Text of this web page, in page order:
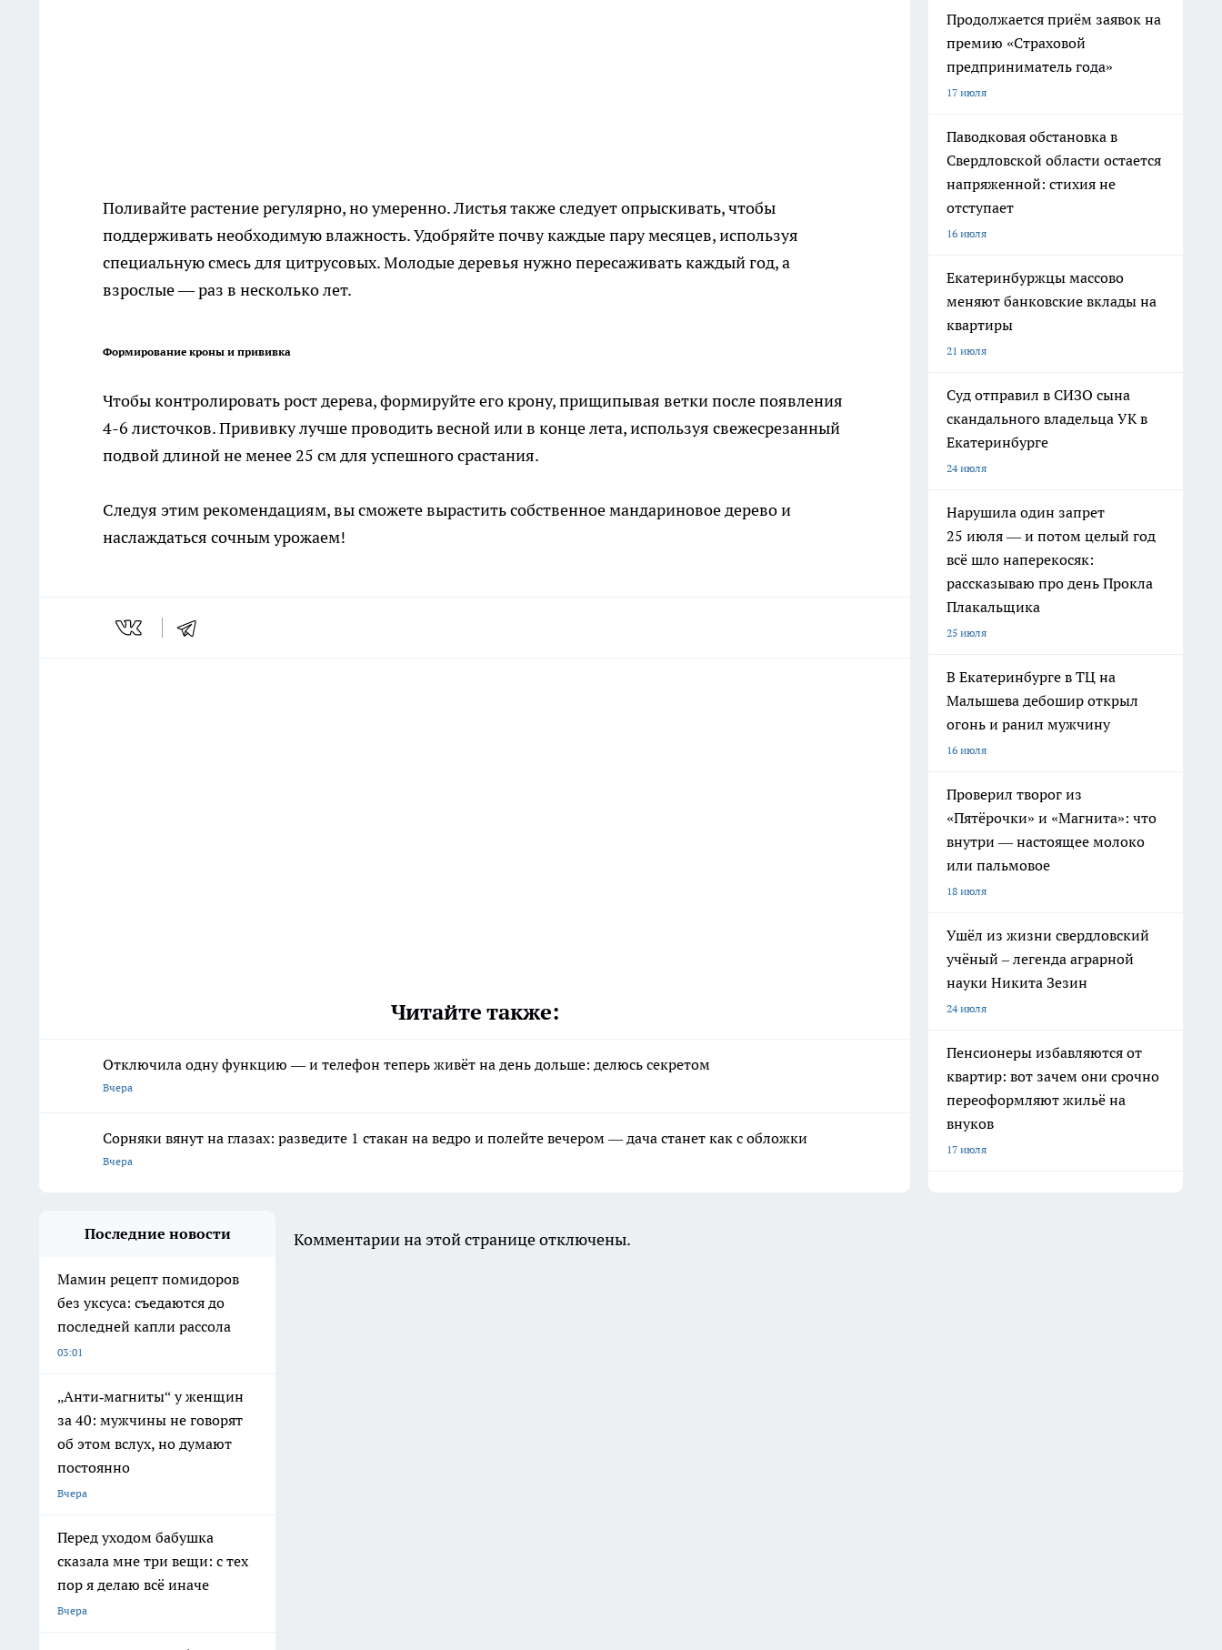
Поливайте растение регулярно, но умеренно. Листья также следует опрыскивать, чтобы
поддерживать необходимую влажность. Удобряйте почву каждые пару месяцев, используя
специальную смесь для цитрусовых. Молодые деревья нужно пересаживать каждый год, а
взрослые — раз в несколько лет.
Формирование кроны и прививка
Чтобы контролировать рост дерева, формируйте его крону, прищипывая ветки после появления
4-6 листочков. Прививку лучше проводить весной или в конце лета, используя свежесрезанный
подвой длиной не менее 25 см для успешного срастания.
Следуя этим рекомендациям, вы сможете вырастить собственное мандариновое дерево и
наслаждаться сочным урожаем!
Читайте также:
Отключила одну функцию — и телефон теперь живёт на день дольше: делюсь секретом
Вчера
Сорняки вянут на глазах: разведите 1 стакан на ведро и полейте вечером — дача станет как с обложки
Вчера
Продолжается приём заявок на
премию «Страховой
предприниматель года»
17 июля
Паводковая обстановка в
Свердловской области остается
напряженной: стихия не
отступает
16 июля
Екатеринбуржцы массово
меняют банковские вклады на
квартиры
21 июля
Суд отправил в СИЗО сына
скандального владельца УК в
Екатеринбурге
24 июля
Нарушила один запрет
25 июля — и потом целый год
всё шло наперекосяк:
рассказываю про день Прокла
Плакальщика
25 июля
В Екатеринбурге в ТЦ на
Малышева дебошир открыл
огонь и ранил мужчину
16 июля
Проверил творог из
«Пятёрочки» и «Магнита»: что
внутри — настоящее молоко
или пальмовое
18 июля
Ушёл из жизни свердловский
учёный – легенда аграрной
науки Никита Зезин
24 июля
Пенсионеры избавляются от
квартир: вот зачем они срочно
переоформляют жильё на
внуков
17 июля
Последние новости
Мамин рецепт помидоров
без уксуса: съедаются до
последней капли рассола
03:01
„Анти‑магниты“ у женщин
за 40: мужчины не говорят
об этом вслух, но думают
постоянно
Вчера
Перед уходом бабушка
сказала мне три вещи: с тех
пор я делаю всё иначе
Вчера
Комментарии на этой странице отключены.